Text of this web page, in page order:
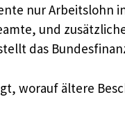
nur Arbeitslohn
und
das
worauf ältere